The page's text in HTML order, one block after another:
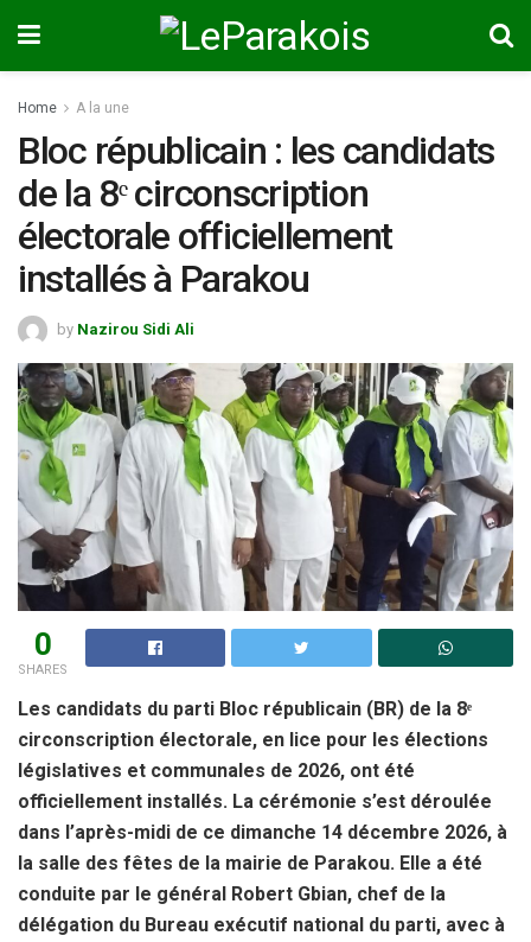
Home A la une
Bloc républicain : les candidats
de la 8ᵉ circonscription
électorale officiellement
installés à Parakou
by Nazirou Sidi Ali
0
SHARES
Les candidats du parti Bloc républicain (BR) de la 8ᵉ
circonscription électorale, en lice pour les élections
législatives et communales de 2026, ont été
officiellement installés. La cérémonie s’est déroulée
dans l’après-midi de ce dimanche 14 décembre 2026, à
la salle des fêtes de la mairie de Parakou. Elle a été
conduite par le général Robert Gbian, chef de la
délégation du Bureau exécutif national du parti, avec à